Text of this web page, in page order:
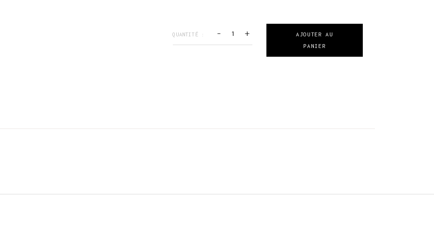
QUANTITÉ : - +
AJOUTER AU
PANIER